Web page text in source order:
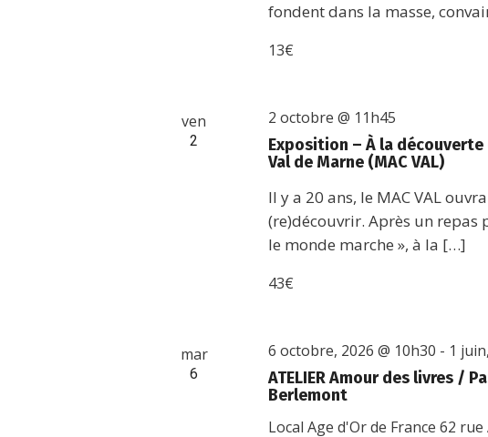
fondent dans la masse,
13€
ven
2
Exposition – À la
Val de Marne (MAC VAL)
2 octobre @ 11h45
Il y a 20 ans, le MAC VAL
(re)découvrir. Après un repas
le monde marche », à la […]
43€
mar
6
ATELIER Amour des livres /
Berlemont
6 octobre, 2026 @ 10h30 - 1
Local Age d'Or de France62 rue